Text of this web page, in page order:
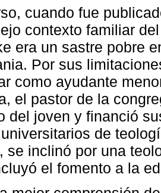
cuando fue
contexto familiar
era un sastre pobre
Por sus
como ayudante
el pastor de la
del joven y financió
de
se inclinó por una
el fomento a la